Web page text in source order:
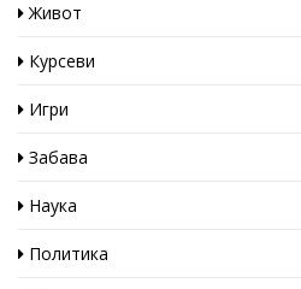
Живот
Курсеви
Игри
Забава
Наука
Политика